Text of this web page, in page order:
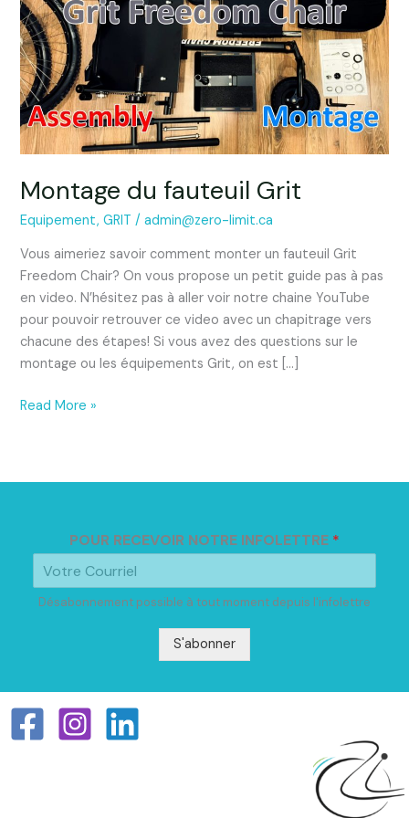
Montage du fauteuil Grit
Equipement,GRIT /admin@zero-limit.ca
Vous aimeriez savoir comment monter un fauteuil Grit
Freedom Chair? On vous propose un petit guide pas à pas
en video. N’hésitez pas à aller voir notre chaine YouTube
pour pouvoir retrouver ce video avec un chapitrage vers
chacune des étapes! Si vous avez des questions sur le
montage ou les équipements Grit, on est […]
Grit
Read More »
POUR RECEVOIR NOTRE INFOLETTRE *
Désabonnement possible à tout moment depuis l'infolettre
S'abonner